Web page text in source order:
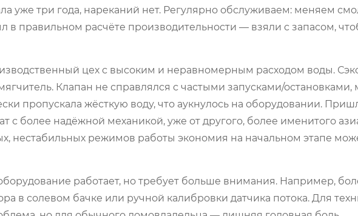
уже три года, нареканий нет. Регулярно обслуживаем: меняем
в правильном расчёте производительности — взяли с запасом,
цех с высоким и неравномерным расходом воды.
Клапан не справлялся с частыми запусками/остановками,
пропускала жёсткую воду, что аукнулось на оборудовании.
с более надёжной механикой, уже от другого, более именитого
нестабильных режимов работы экономия на начальном этапе
работает, но требует больше внимания. Например,
в солевом бачке или ручной калибровки датчика потока. Для